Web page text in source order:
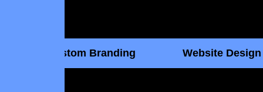
Custom Branding Website Design